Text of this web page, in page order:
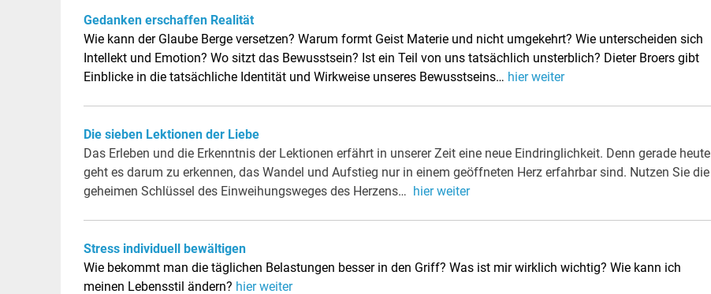
Gedanken erschaffen Realität
Wie kann der Glaube Berge versetzen? Warum formt Geist Materie und nicht umgekehrt? Wie unterscheiden sich
Intellekt und Emotion? Wo sitzt das Bewusstsein? Ist ein Teil von uns tatsächlich unsterblich? Dieter Broers gibt
Einblicke in die tatsächliche Identität und Wirkweise unseres Bewusstseins… hier weiter
Die sieben Lektionen der Liebe
Das Erleben und die Erkenntnis der Lektionen erfährt in unserer Zeit eine neue Eindringlichkeit. Denn gerade heute
geht es darum zu erkennen, das Wandel und Aufstieg nur in einem geöffneten Herz erfahrbar sind. Nutzen Sie die
geheimen Schlüssel des Einweihungsweges des Herzens… hier weiter
Stress individuell bewältigen
Wie bekommt man die täglichen Belastungen besser in den Griff? Was ist mir wirklich wichtig? Wie kann ich
meinen Lebensstil ändern? hier weiter